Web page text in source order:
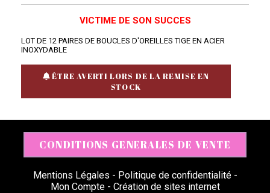
VICTIME DE SON SUCCES
LOT DE 12 PAIRES DE BOUCLES D'OREILLES TIGE EN ACIER
INOXYDABLE
ÊTRE AVERTI LORS DE LA REMISE EN
STOCK
CONDITIONS GENERALES DE VENTE
Mentions Légales
Politique de confidentialité
Mon Compte
Création de sites internet